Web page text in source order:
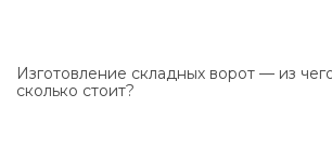
Изготовление складных ворот — из
сколько стоит?